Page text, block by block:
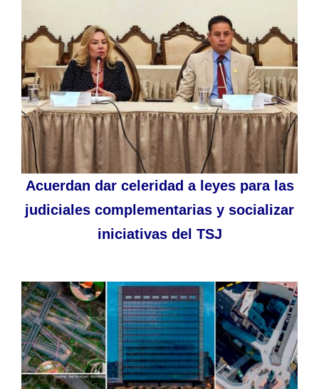
Acuerdan dar celeridad a leyes para las
judiciales complementarias y socializar
iniciativas del TSJ